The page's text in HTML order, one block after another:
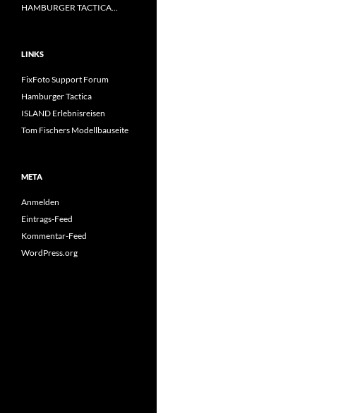
HAMBURGER TACTICA…
LINKS
FixFoto Support Forum
Hamburger Tactica
ISLAND Erlebnisreisen
Tom Fischers Modellbauseite
META
Anmelden
Eintrags-Feed
Kommentar-Feed
WordPress.org